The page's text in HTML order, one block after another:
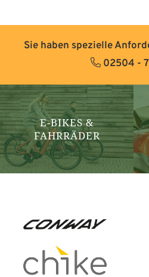
Sie haben spezielle
02504 -
E-BIKES &
FAHRRÄDER